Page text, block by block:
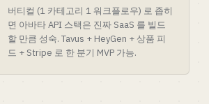
버티컬 (1 카테고리 1 워크플로우) 로 좁히
면 아바타 API 스택은 진짜 SaaS 를 빌드
할 만큼 성숙. Tavus + HeyGen + 상품 피
드 + Stripe 로 한 분기 MVP 가능.